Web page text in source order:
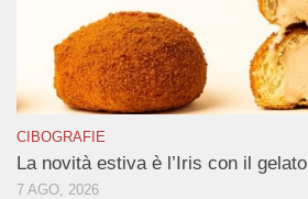
CIBOGRAFIE
La novità estiva è l’Iris con il gelato
7 AGO, 2026